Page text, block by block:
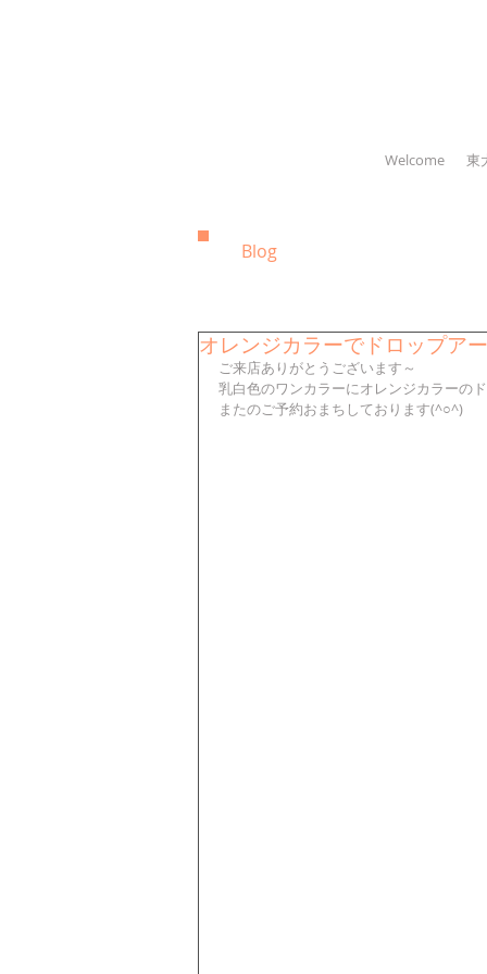
Welcome 東
Blog
オレンジカラーでドロップア
ご来店ありがとうございます～
乳白色のワンカラーにオレンジカラーの
またのご予約おまちしております(^○^)